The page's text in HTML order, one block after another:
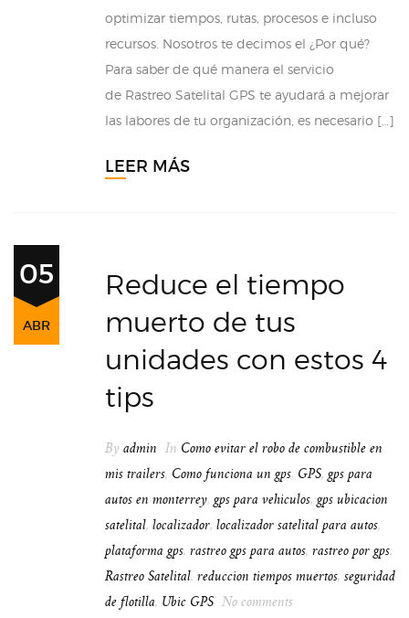
optimizar tiempos, rutas, procesos e incluso
recursos. Nosotros te decimos el ¿Por qué?
Para saber de qué manera el servicio
de Rastreo Satelital GPS te ayudará a mejorar
las labores de tu organización, es necesario […]
LEER MÁS
05
ABR
Reduce el tiempo
muerto de tus
unidades con estos 4
tips
By admin In Como evitar el robo de combustible en
mis trailers, Como funciona un gps, GPS, gps para
autos en monterrey, gps para vehiculos, gps ubicacion
satelital, localizador, localizador satelital para autos,
plataforma gps, rastreo gps para autos, rastreo por gps,
Rastreo Satelital, reduccion tiempos muertos, seguridad
de flotilla, Ubic GPS No comments